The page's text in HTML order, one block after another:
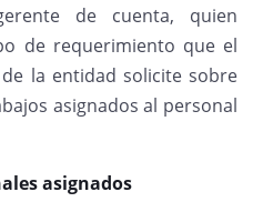
de cuenta, quien
de requerimiento que el
la entidad solicite sobre
asignados al personal
asignados